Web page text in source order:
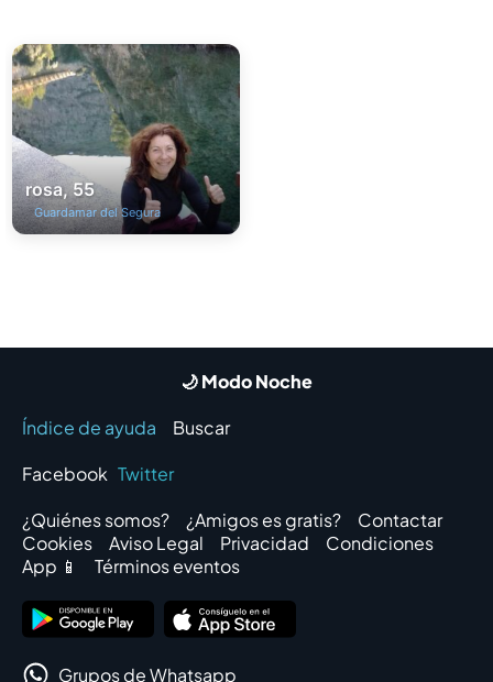
rosa, 55
Guardamar del Segura
🌙 Modo Noche
Índice de ayuda
Buscar
Facebook Twitter
¿Quiénes somos?
¿Amigos es gratis?
Contactar
Cookies
Aviso Legal Privacidad
Condiciones
App 📱
Términos eventos
Grupos de Whatsapp